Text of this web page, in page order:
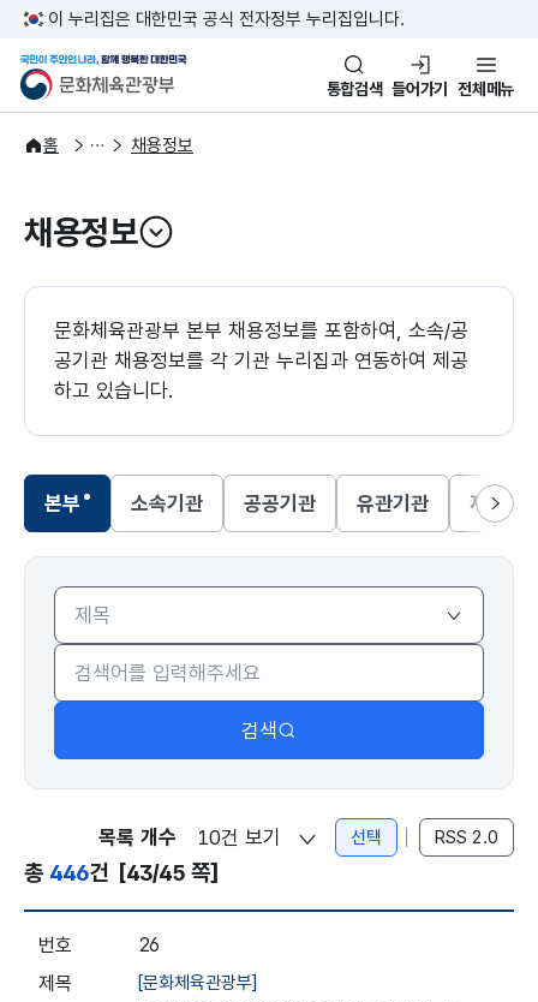
본문 바로가기
주메뉴 바로가기
이 누리집은 대한민국 공식 전자정부 누리집입니다.
문화체육관광부
국민이 주인인 나라, 함께 행복
통합검색 들어가기 전체메뉴
홈
알림·소식
알림 채용정보
채용정보
열기
문화체육관광부 본부 채용정보를 포함하여, 소속/공
공기관 채용정보를 각 기관 누리집과 연동하여 제공
하고 있습니다.
본부
선택됨
소속기관
선택됨
공공기관
선택됨
유관기관
선택됨
재외한
다음
본부
검색
총 446건 [43/45 쪽]
목록 개수 선택 RSS 2.0
26
[문화체육관광부]